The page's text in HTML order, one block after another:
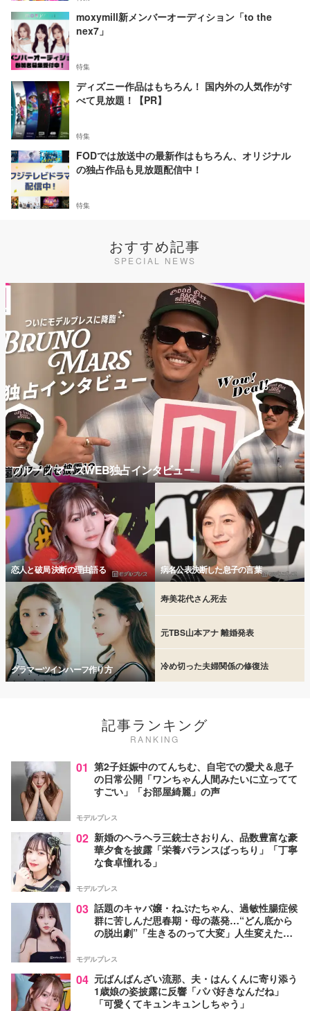
moxymill新メンバーオーディション「to the
nex7」
特集
ディズニー作品はもちろん！ 国内外の人気作がす
べて見放題！【PR】
特集
FODでは放送中の最新作はもちろん、オリジナル
の独占作品も見放題配信中！
特集
おすすめ記事
SPECIAL NEWS
ブルーノマーズWEB独占インタビュー
恋人と破局 決断の理由語る 病名公表決断した息子の言葉
グラマーツインハーフ作り方
寿美花代さん死去
元TBS山本アナ 離婚発表
冷め切った夫婦関係の修復法
記事ランキング
RANKING
01 第2子妊娠中のてんちむ、自宅での愛犬＆息子
の日常公開「ワンちゃん人間みたいに立ってて
すごい」「お部屋綺麗」の声
モデルプレス
02 新婚のヘラヘラ三銃士さおりん、品数豊富な豪
華夕食を披露「栄養バランスばっちり」「丁寧
な食卓憧れる」
モデルプレス
03 話題のキャバ嬢・ねぶたちゃん、過敏性腸症候
群に苦しんだ思春期・母の蒸発…“どん底から
の脱出劇”「生きるのって大変」人生変えた言
モデルプレス
04 元ばんばんざい流那、夫・はんくんに寄り添う
1歳娘の姿披露に反響「パパ好きなんだね」
「可愛くてキュンキュンしちゃう」